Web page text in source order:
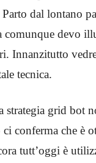
dal lontano
comunque devo
Innanzitutto
tecnica.
strategia grid bot
conferma che è
tutt’oggi è